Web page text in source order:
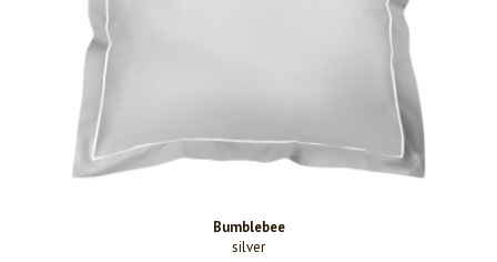
Bumblebee
silver